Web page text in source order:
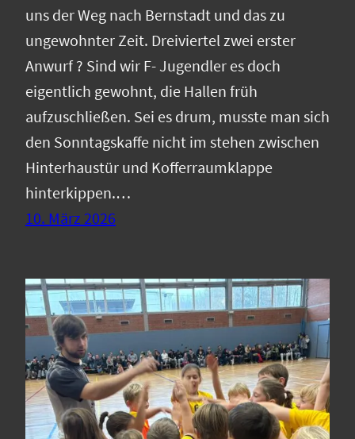
uns der Weg nach Bernstadt und das zu
ungewohnter Zeit. Dreiviertel zwei erster
Anwurf ? Sind wir F- Jugendler es doch
eigentlich gewohnt, die Hallen früh
aufzuschließen. Sei es drum, musste man sich
den Sonntagskaffe nicht im stehen zwischen
Hinterhaustür und Kofferraumklappe
hinterkippen.…
10. März 2026